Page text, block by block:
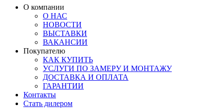
РАСПРОДАЖА ОСТАТКОВ
ВСЕ ДВЕРИ
РАЗДВИЖНЫЕ ПЕРЕГОРОДКИ
КОМПЛЕКТУЮЩИЕ
ОГРАНИЧИТЕЛИ
ПЕТЛИ
РАЗДВИЖНАЯ СИСТЕМА
СТЕНОВЫЕ ПАНЕЛИ
О компании
О НАС
НОВОСТИ
ВЫСТАВКИ
ВАКАНСИИ
Покупателю
КАК КУПИТЬ
УСЛУГИ ПО ЗАМЕРУ И МОНТАЖУ
ДОСТАВКА И ОПЛАТА
ГАРАНТИИ
Контакты
Стать дилером